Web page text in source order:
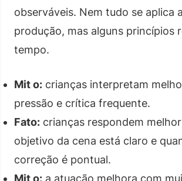
observáveis. Nem tudo se aplica
produção, mas alguns princípios
tempo.
Mit o: crianças interpretam
pressão e crítica frequente.
Fato: crianças respondem
objetivo da cena está claro e
correção é pontual.
Mit o: a atuação melhora com